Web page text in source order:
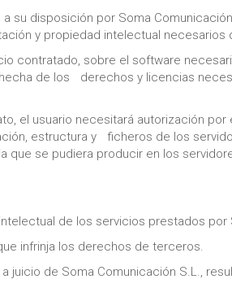
su disposición por Soma
y propiedad intelectual necesarios
contratado, sobre el software
de los derechos y licencias
el usuario necesitará autorización
estructura y ficheros de los
que se pudiera producir en los
de los servicios prestados por
infrinja los derechos de terceros.
juicio de Soma Comunicación S.L.,